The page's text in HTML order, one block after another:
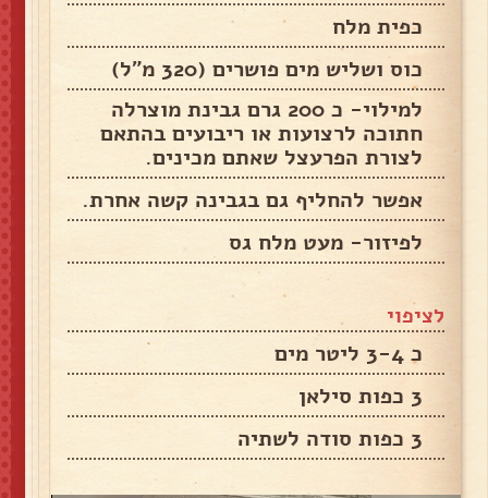
כפית מלח
כוס ושליש מים פושרים (320 מ"ל)
למילוי- כ 200 גרם גבינת מוצרלה
חתוכה לרצועות או ריבועים בהתאם
לצורת הפרעצל שאתם מכינים.
אפשר להחליף גם בגבינה קשה אחרת.
לפיזור- מעט מלח גס
לציפוי
כ 3-4 ליטר מים
3 כפות סילאן
3 כפות סודה לשתיה